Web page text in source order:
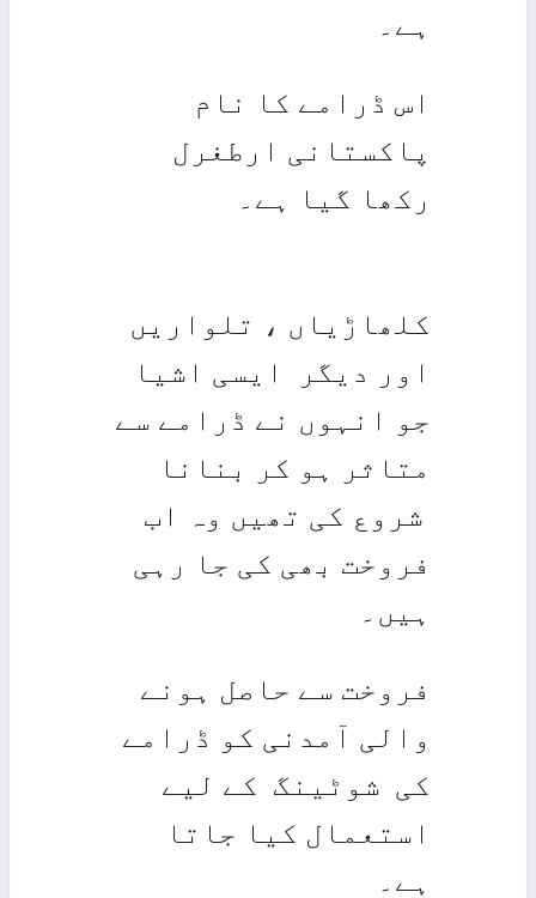
ہے۔
اس ڈرامے کا نام
پاکستانی ارطغرل
رکھا گیا ہے۔
کلھاڑیاں ، تلواریں
اور دیگر ایسی اشیا
جو انہوں نے ڈرامے سے
متاثر ہو کر بنانا
شروع کی تھیں وہ اب
فروخت بھی کی جا رہی
ہیں۔
فروخت سے حاصل ہونے
والی آمدنی کو ڈرامے
کی شوٹینگ کے لیے
استعمال کیا جاتا
ہے۔